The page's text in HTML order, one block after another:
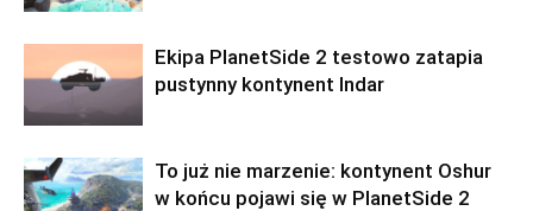
Ekipa PlanetSide 2 testowo zatapia
pustynny kontynent Indar
To już nie marzenie: kontynent Oshur
w końcu pojawi się w PlanetSide 2